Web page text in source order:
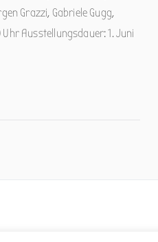
Grazzi, Gabriele Gugg,
Uhr Ausstellungsdauer: 1. Juni